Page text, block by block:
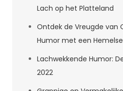
Lach op het Platteland
Ontdek de Vreugde van
Humor met een
Lachwekkende Humor:
2022